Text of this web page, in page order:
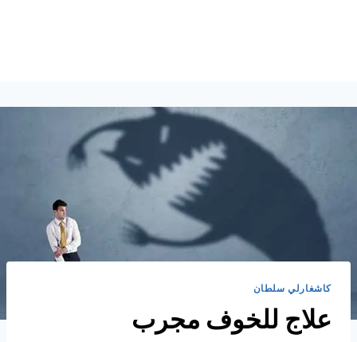
كاشغارلي سلطان
علاج للخوف مجرب